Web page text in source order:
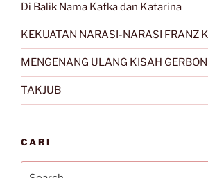
Di Balik Nama Kafka dan Katarina
KEKUATAN NARASI-NARASI FRANZ
MENGENANG ULANG KISAH
TAKJUB
CARI